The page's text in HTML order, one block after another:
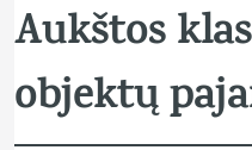
Aukštos
objektų